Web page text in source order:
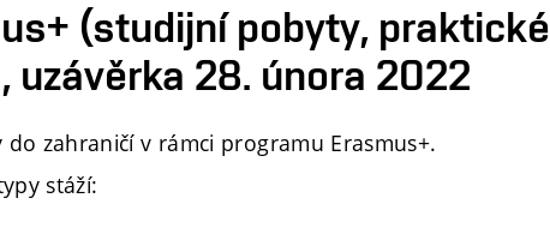
(studijní pobyty, praktické
28. února 2022
zahraničí v rámci programu Erasmus+.
stáží: